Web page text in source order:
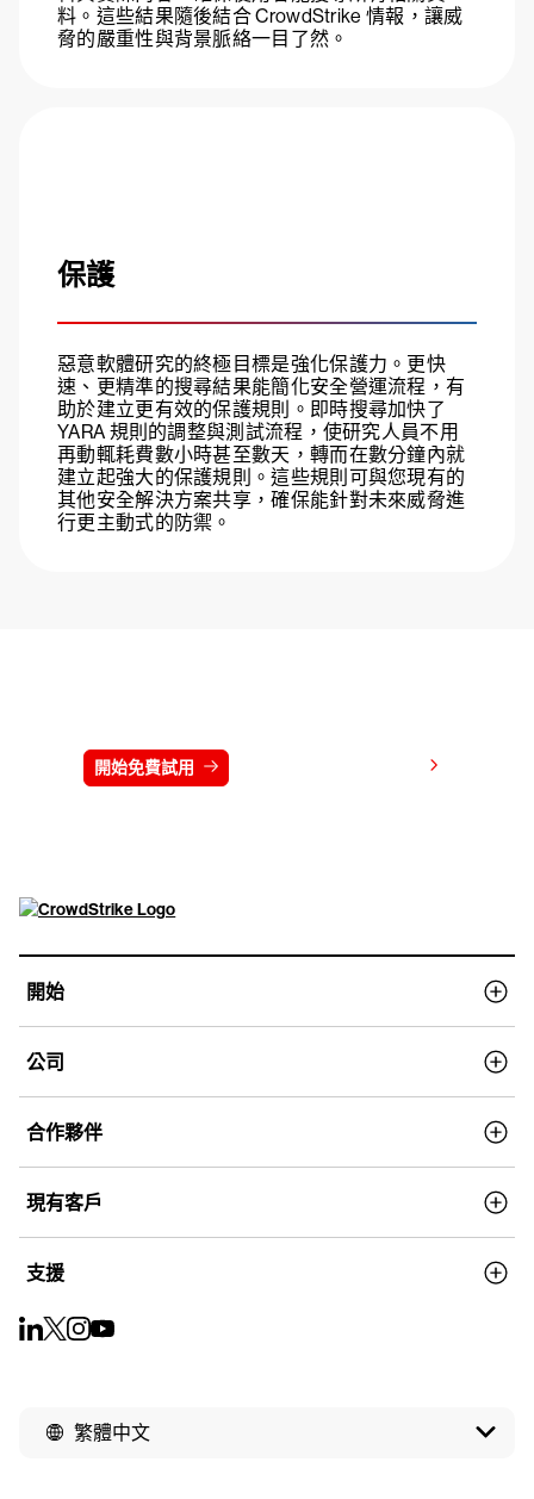
料。這些結果隨後結合 CrowdStrike 情報，讓威
脅的嚴重性與背景脈絡一目了然。
保護
惡意軟體研究的終極目標是強化保護力。更快
速、更精準的搜尋結果能簡化安全營運流程，有
助於建立更有效的保護規則。即時搜尋加快了
YARA 規則的調整與測試流程，使研究人員不用
再動輒耗費數小時甚至數天，轉而在數分鐘內就
建立起強大的保護規則。這些規則可與您現有的
其他安全解決方案共享，確保能針對未來威脅進
行更主動式的防禦。
開始免費試用
開始
公司
合作夥伴
現有客戶
支援
繁體中文